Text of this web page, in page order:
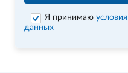
Я принимаю
данных